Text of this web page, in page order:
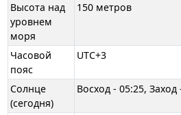
Высота над
уровнем
моря
150 метров
Часовой
пояс
UTC+3
Солнце
(сегодня)
Восход - 05:25, Заход